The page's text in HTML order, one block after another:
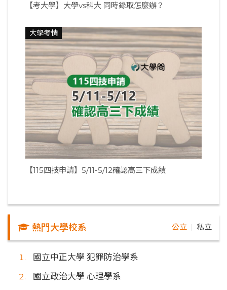
【考大學】大學vs科大 同時錄取怎麼辦？
大學考情
【115四技申請】5/11-5/12確認高三下成績
熱門大學校系 公立 私立
國立中正大學 犯罪防治學系
國立政治大學 心理學系